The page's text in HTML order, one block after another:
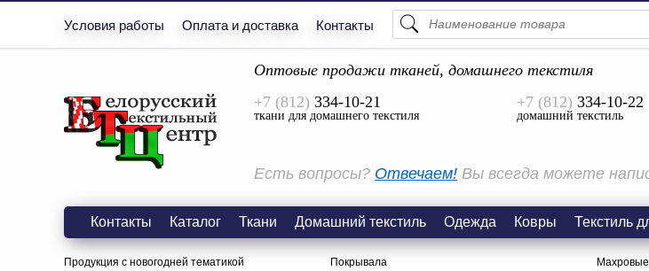
Условия работы Оплата и доставка Контакты
Оптовые продажи тканей, домашнего текстиля
+7 (812) 334-10-21
ткани для домашнего текстиля
+7 (812) 334-10-22
домашний текстиль
Есть вопросы? Отвечаем! Вы всегда можете
Контакты Каталог Ткани Домашний текстиль Одежда Ковры Текстиль
Продукция с новогодней тематикой
Покрывала